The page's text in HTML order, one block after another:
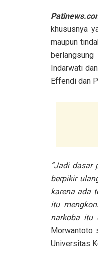
khususnya
maupun
Indarwati
Effendi dan
“Jadi dasar
berpikir
karena ada
itu
narkoba itu
Morwantoto
Universitas